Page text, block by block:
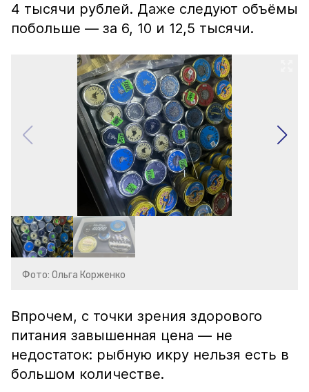
4 тысячи рублей. Даже следуют объёмы
побольше — за 6, 10 и 12,5 тысячи.
Фото: Ольга Корженко
Впрочем, с точки зрения здорового
питания завышенная цена — не
недостаток: рыбную икру нельзя есть в
большом количестве.